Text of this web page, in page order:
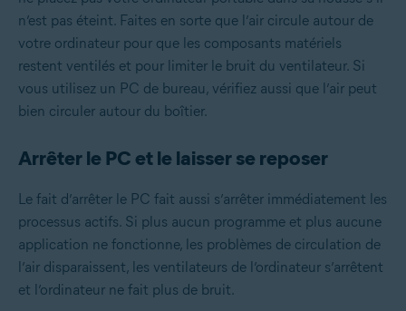
n’est pas éteint. Faites en sorte que l’air circule autour de
votre ordinateur pour que les composants matériels
restent ventilés et pour limiter le bruit du ventilateur. Si
vous utilisez un PC de bureau, vérifiez aussi que l’air peut
bien circuler autour du boîtier.
Arrêter le PC et le laisser se reposer
Le fait d’arrêter le PC fait aussi s’arrêter immédiatement les
processus actifs. Si plus aucun programme et plus aucune
application ne fonctionne, les problèmes de circulation de
l’air disparaissent, les ventilateurs de l’ordinateur s’arrêtent
et l’ordinateur ne fait plus de bruit.